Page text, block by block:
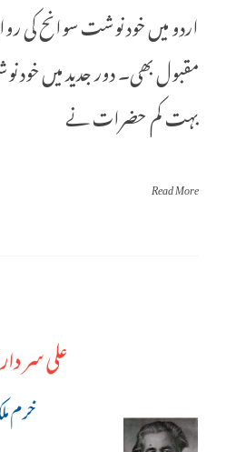
اردو میں خود نوشت سوانح کی
مقبول بھی۔ دور جدید میں
بہت کم حضرات نے
Read More